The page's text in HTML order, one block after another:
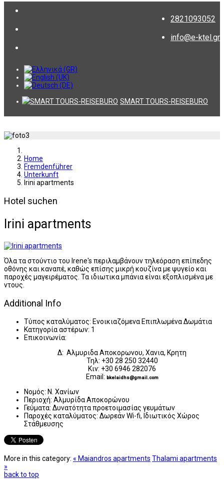
2821093052
info@e-ktel.gr
SMART TOURS-REISEBURO
Home
Fremdenführer
Unterkunft
Irini apartments
Hotel suchen
Irini apartments
Όλα τα στούντιο του Irene's περιλαμβάνουν τηλεόραση επίπεδης
οθόνης και καναπέ, καθώς επίσης μικρή κουζίνα με ψυγείο και
παροχές μαγειρέματος. Τα ιδιωτικα μπάνια είναι εξοπλισμένα με
ντους.
Additional Info
Τύπος καταλύματος: Ενοικιαζόμενα Επιπλωμένα Δωμάτια
Κατηγορία αστέρων: 1
Επικοινωνία:
Δ: Αλμυριδα Αποκορωνου, Χανια, Κρητη
Τηλ: +30 28 250 32440
Κιν: +30 6946 282076
Email: bkelaidhs@gmail.com
Νομός: Ν. Χανίων
Περιοχή: Αλμυρίδα Αποκορώνου
Γεύματα: Δυνατότητα προετοιμασίας γευμάτων
Παροχές καταλύματος: Δωρεάν Wi-fi, Ιδιωτικός Χώρος
Στάθμευσης
More in this category: « Maiandros apartments Thalami apartments
»
back to top